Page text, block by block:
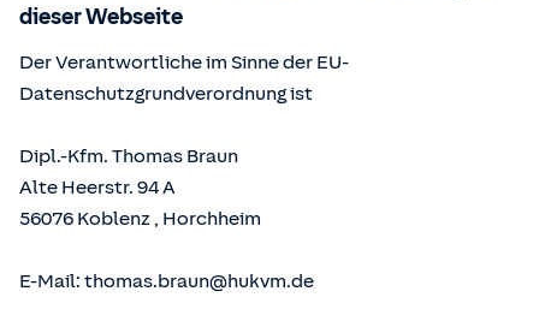
dieser Webseite
Der Verantwortliche im Sinne der EU-
Datenschutzgrundverordnung ist
Dipl.-Kfm. Thomas Braun
Alte Heerstr. 94 A
56076 Koblenz , Horchheim
E-Mail: thomas.braun@hukvm.de